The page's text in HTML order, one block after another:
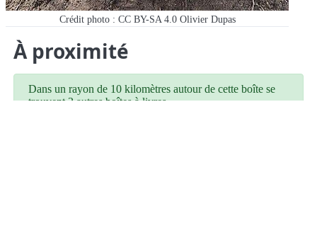
Crédit photo : CC BY-SA 4.0 Olivier Dupas
À proximité
Dans un rayon de 10 kilomètres autour de cette boîte se
trouvent 2 autres boîtes à livres.